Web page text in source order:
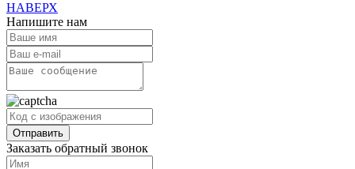
НАВЕРХ
Напишите нам
Заказать обратный звонок